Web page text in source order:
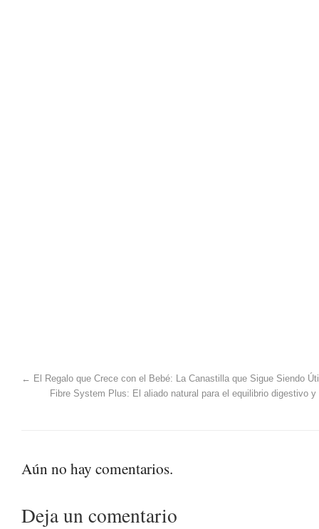
← El Regalo que Crece con el Bebé: La Canastilla que Sigue Siendo
Fibre System Plus: El aliado natural para el equilibrio digestivo
Aún no hay comentarios.
Deja un comentario